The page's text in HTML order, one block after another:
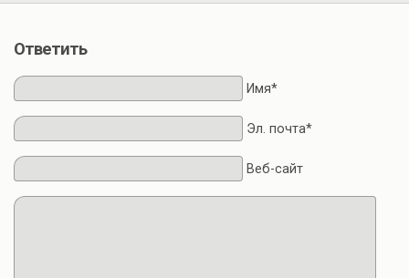
Ответить
Имя*
Эл. почта*
Веб-сайт